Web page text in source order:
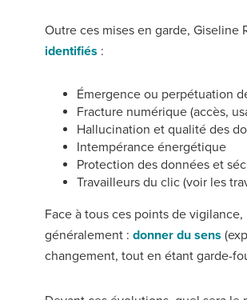
Outre ces mises en garde, Giseline
identifiés :
Émergence ou perpétuation
Fracture numérique (accès,
Hallucination et qualité des
Intempérance énergétique
Protection des données et
Travailleurs du clic (voir les
Face à tous ces points de vigilance,
généralement :donner du sens
changement, tout en étant garde-